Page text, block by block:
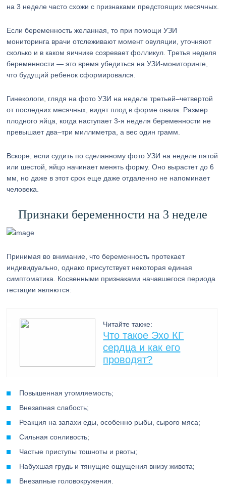
на 3 неделе часто схожи с признаками предстоящих месячных.
Если беременность желанная, то при помощи УЗИ
мониторинга врачи отслеживают момент овуляции, уточняют
сколько и в каком яичнике созревает фолликул. Третья неделя
беременности — это время убедиться на УЗИ-мониторинге,
что будущий ребенок сформировался.
Гинекологи, глядя на фото УЗИ на неделе третьей–четвертой
от последних месячных, видят плод в форме овала. Размер
плодного яйца, когда наступает 3-я неделя беременности не
превышает два–три миллиметра, а вес один грамм.
Вскоре, если судить по сделанному фото УЗИ на неделе пятой
или шестой, яйцо начинает менять форму. Оно вырастет до 6
мм, но даже в этот срок еще даже отдаленно не напоминает
человека.
Признаки беременности на 3 неделе
Принимая во внимание, что беременность протекает
индивидуально, однако присутствует некоторая единая
симптоматика. Косвенными признаками начавшегося периода
гестации являются:
Читайте также:
Что такое Эхо КГ
сердца и как его
проводят?
Повышенная утомляемость;
Внезапная слабость;
Реакция на запахи еды, особенно рыбы, сырого мяса;
Сильная сонливость;
Частые приступы тошноты и рвоты;
Набухшая грудь и тянущие ощущения внизу живота;
Внезапные головокружения.